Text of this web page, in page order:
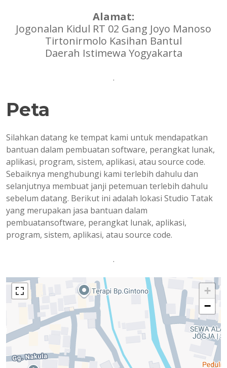
Alamat:
Jogonalan Kidul RT 02 Gang Joyo Manoso
Tirtonirmolo Kasihan Bantul
Daerah Istimewa Yogyakarta
.
Peta
Silahkan datang ke tempat kami untuk mendapatkan
bantuan dalam pembuatan software, perangkat lunak,
aplikasi, program, sistem, aplikasi, atau source code.
Sebaiknya menghubungi kami terlebih dahulu dan
selanjutnya membuat janji petemuan terlebih dahulu
sebelum datang. Berikut ini adalah lokasi Studio Tatak
yang merupakan jasa bantuan dalam
pembuatansoftware, perangkat lunak, aplikasi,
program, sistem, aplikasi, atau source code.
.
+
−